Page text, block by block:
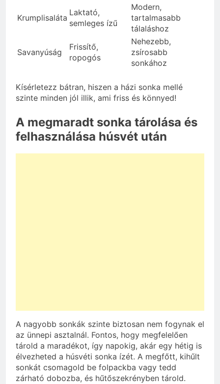
Krumplisaláta
Laktató,
semleges ízű
Modern,
tartalmasabb
tálaláshoz
Savanyúság
Frissítő,
ropogós
Nehezebb,
zsírosabb
sonkához
Kísérletezz bátran, hiszen a házi sonka mellé
szinte minden jól illik, ami friss és könnyed!
A megmaradt sonka tárolása és
felhasználása húsvét után
A nagyobb sonkák szinte biztosan nem fogynak el
az ünnepi asztalnál. Fontos, hogy megfelelően
tárold a maradékot, így napokig, akár egy hétig is
élvezheted a húsvéti sonka ízét. A megfőtt, kihűlt
sonkát csomagold be folpackba vagy tedd
zárható dobozba, és hűtőszekrényben tárold.